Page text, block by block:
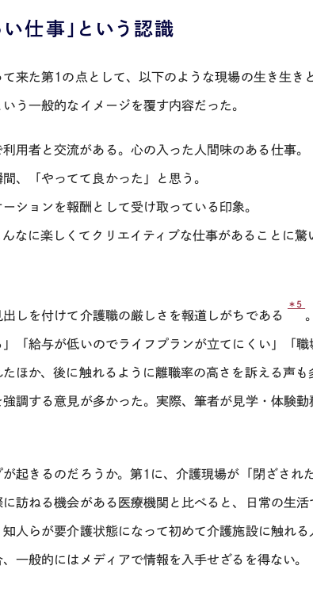
い仕事」という認識
来た第1の点として、以下のような現場の生き生き
う一般的なイメージを覆す内容だった。
用者と交流がある。心の入った人間味のある仕事。
、「やってて良かった」と思う。
ションを報酬として受け取っている印象。
なに楽しくてクリエイティブな仕事があることに驚
しを付けて介護職の厳しさを報道しがちである
＊5
」「給与が低いのでライフプランが立てにくい」「
ほか、後に触れるように離職率の高さを訴える声
調する意見が多かった。実際、筆者が見学・体験
起きるのだろうか。第1に、介護現場が「閉ざされ
訪ねる機会がある医療機関と比べると、日常の生
人らが要介護状態になって初めて介護施設に触れ
一般的にはメディアで情報を入手せざるを得ない。